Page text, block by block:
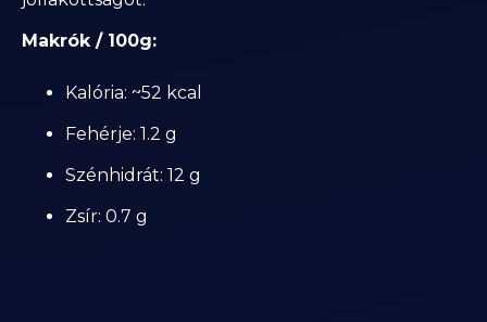
Makrók / 100g:
Kalória: ~52 kcal
Fehérje: 1.2 g
Szénhidrát: 12 g
Zsír: 0.7 g